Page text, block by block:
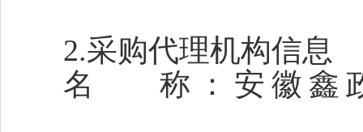
2.采购代理机构信息
名
称：安徽鑫